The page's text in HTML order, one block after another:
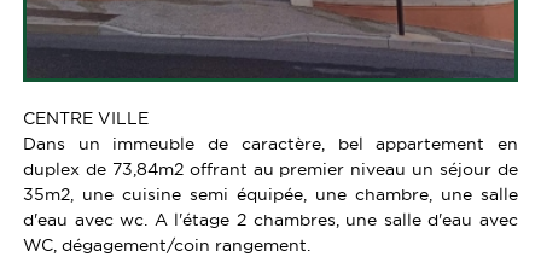
CENTRE VILLE
Dans un immeuble de caractère, bel appartement en
duplex de 73,84m2 offrant au premier niveau un séjour de
35m2, une cuisine semi équipée, une chambre, une salle
d'eau avec wc. A l'étage 2 chambres, une salle d'eau avec
WC, dégagement/coin rangement.